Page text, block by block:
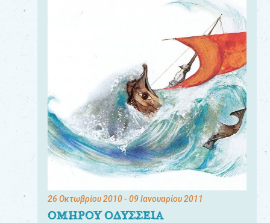
26 Οκτωβρίου 2010- 09 Ιανουαρίου 2011
ΟΜΗΡΟΥ ΟΔΥΣΣΕΙΑ